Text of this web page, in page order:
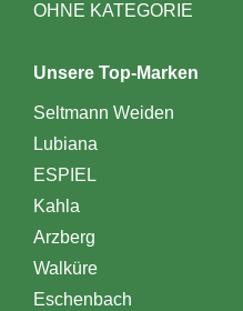
OHNE KATEGORIE
Unsere Top-Marken
Seltmann Weiden
Lubiana
ESPIEL
Kahla
Arzberg
Walküre
Eschenbach